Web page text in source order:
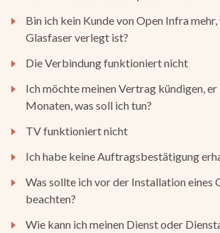
Bin ich kein Kunde von Open Infra mehr,
Glasfaser verlegt ist?
Die Verbindung funktioniert nicht
Ich möchte meinen Vertrag kündigen,
Monaten, was soll ich tun?
TV funktioniert nicht
Ich habe keine Auftragsbestätigung
Was sollte ich vor der Installation eines
beachten?
Wie kann ich meinen Dienst oder